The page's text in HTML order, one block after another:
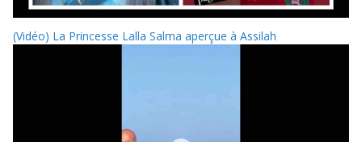
(Vidéo) La Princesse Lalla Salma aperçue à Assilah